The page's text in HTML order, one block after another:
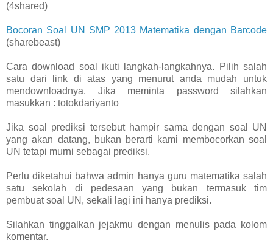
(4shared)
Bocoran Soal UN SMP 2013 Matematika dengan Barcode
(sharebeast)
Cara download soal ikuti langkah-langkahnya. Pilih salah
satu dari link di atas yang menurut anda mudah untuk
mendownloadnya. Jika meminta password silahkan
masukkan : totokdariyanto
Jika soal prediksi tersebut hampir sama dengan soal UN
yang akan datang, bukan berarti kami membocorkan soal
UN tetapi murni sebagai prediksi.
Perlu diketahui bahwa admin hanya guru matematika salah
satu sekolah di pedesaan yang bukan termasuk tim
pembuat soal UN, sekali lagi ini hanya prediksi.
Silahkan tinggalkan jejakmu dengan menulis pada kolom
komentar.